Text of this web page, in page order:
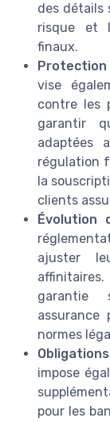
des détails
risque et
finaux.
Protection
vise
contre les
garantir
adaptées
régulation
la
clients
Évolution
ajuster
garantie
assurance
normes
impose
pour les